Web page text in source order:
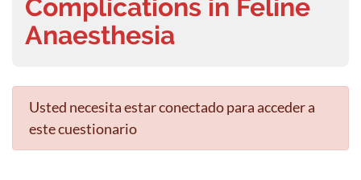
Complications in Feline
Anaesthesia
Usted necesita estar conectado para acceder a
este cuestionario